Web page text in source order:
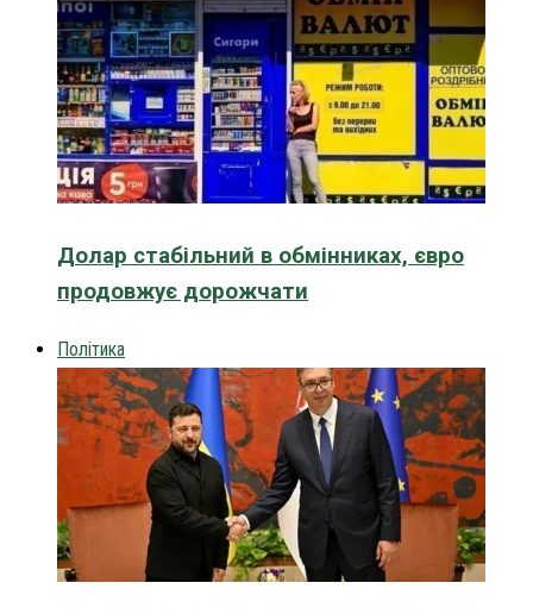
Долар стабільний в обмінниках, євро
продовжує дорожчати
Політика